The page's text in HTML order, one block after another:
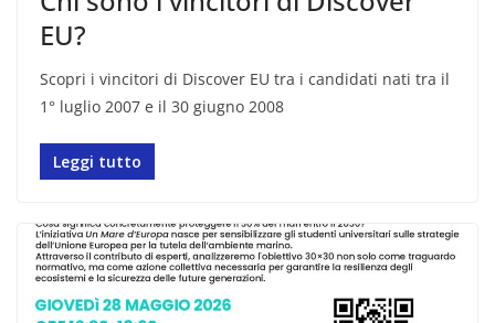
EU?
Scopri i vincitori di Discover EU tra i candidati nati tra il
1° luglio 2007 e il 30 giugno 2008
Leggi tutto